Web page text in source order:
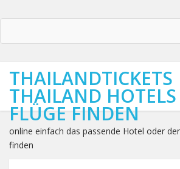
THAILANDTICKETS
THAILAND
FLÜGE FINDEN
online einfach das passende Hotel oder
finden